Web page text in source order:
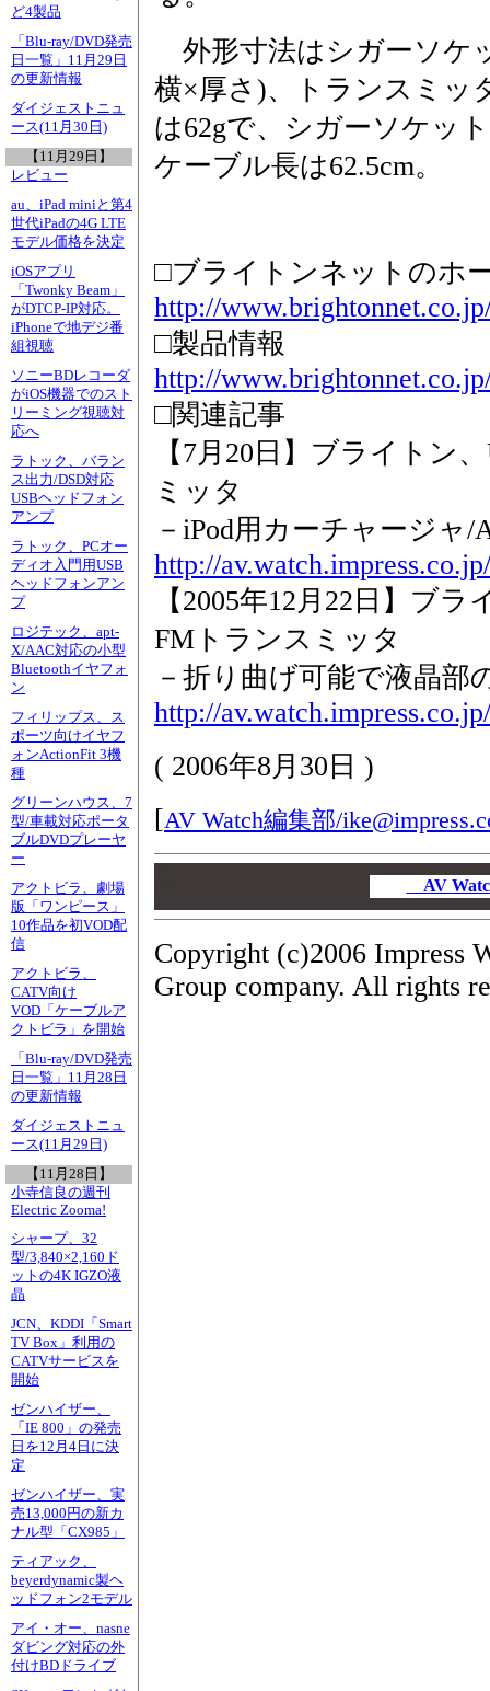
ど4製品
「Blu-ray/DVD発売
日一覧」11月29日
の更新情報
ダイジェストニュ
ース(11月30日)
【11月29日】
レビュー
au、iPad miniと第4
世代iPadの4G LTE
モデル価格を決定
iOSアプリ
「Twonky Beam」
がDTCP-IP対応。
iPhoneで地デジ番
組視聴
ソニーBDレコーダ
がiOS機器でのスト
リーミング視聴対
応へ
ラトック、バラン
ス出力/DSD対応
USBヘッドフォン
アンプ
ラトック、PCオー
ディオ入門用USB
ヘッドフォンアン
プ
ロジテック、apt-
X/AAC対応の小型
Bluetoothイヤフォ
ン
フィリップス、ス
ポーツ向けイヤフ
ォンActionFit 3機
種
グリーンハウス、7
型/車載対応ポータ
ブルDVDプレーヤ
ー
アクトビラ、劇場
版「ワンピース」
10作品を初VOD配
信
アクトビラ、
CATV向け
VOD「ケーブルア
クトビラ」を開始
「Blu-ray/DVD発売
日一覧」11月28日
の更新情報
ダイジェストニュ
ース(11月29日)
【11月28日】
小寺信良の週刊
Electric Zooma!
シャープ、32
型/3,840×2,160ド
ットの4K IGZO液
晶
JCN、KDDI「Smart
TV Box」利用の
CATVサービスを
開始
ゼンハイザー、
「IE 800」の発売
日を12月4日に決
定
ゼンハイザー、実
売13,000円の新カ
ナル型「CX985」
ティアック、
beyerdynamic製ヘ
ッドフォン2モデル
アイ・オー、nasne
ダビング対応の外
付けBDドライブ
外形寸法はシガーソケ
横×厚さ)、トランスミッ
は62gで、シガーソケッ
ケーブル長は62.5cm。
□ブライトンネットのホ
http://
□製品情報
http://
□関連記事
【7月20日】ブライトン
ミッタ
－iPod用カーチャージャ
http://
【2005年12月22日】ブ
FMトランスミッタ
－折り曲げ可能で液晶部
http://
( 2006年8月30日 )
[AV Watch編集部/
AV
Copyright (c)2006 Impress
Group company. All rights